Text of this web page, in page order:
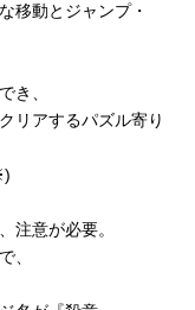
移動とジャンプ・
き、
リアするパズル寄り
注意が必要。
、